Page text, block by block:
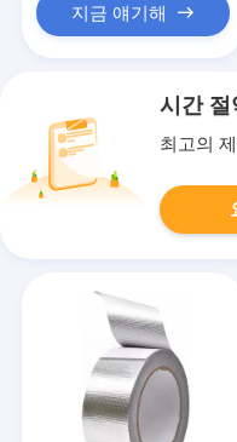
지금 얘기해
시간 절
최고의